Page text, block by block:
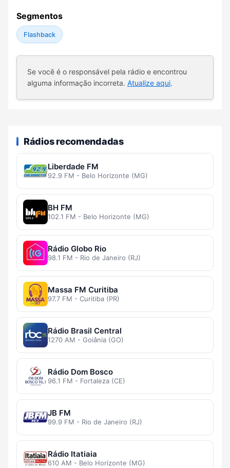
Segmentos
Flashback
Se você é o responsável pela rádio e encontrou
alguma informação incorreta. Atualize aqui.
Rádios recomendadas
Liberdade FM
92.9 FM - Belo Horizonte (MG)
BH FM
102.1 FM - Belo Horizonte (MG)
Rádio Globo Rio
98.1 FM - Rio de Janeiro (RJ)
Massa FM Curitiba
97.7 FM - Curitiba (PR)
Rádio Brasil Central
1270 AM - Goiânia (GO)
Rádio Dom Bosco
96.1 FM - Fortaleza (CE)
JB FM
99.9 FM - Rio de Janeiro (RJ)
Rádio Itatiaia
610 AM - Belo Horizonte (MG)